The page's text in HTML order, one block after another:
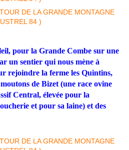
pour la Grande Combe sur une
un sentier qui nous mène à
rejoindre la ferme les Quintins,
de Bizet (une race ovine
Central, élevée pour la
et pour sa laine) et des